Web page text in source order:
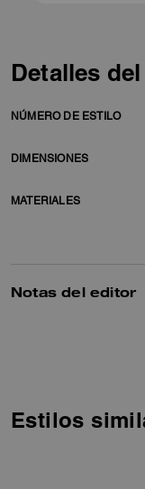
Detalles
NÚMERO DE ESTILO
DIMENSIONES
MATERIALES
Notas del editor
Estilos